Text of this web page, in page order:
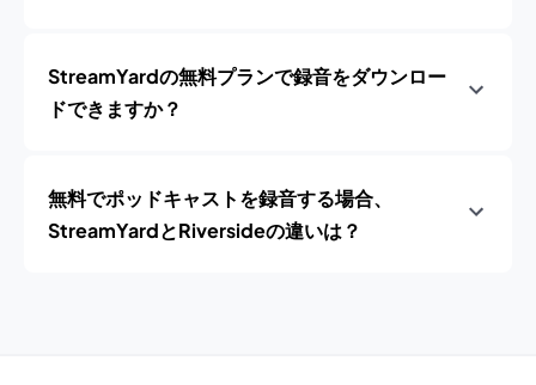
StreamYardの無料プランで録音をダウンロー
ドできますか？
無料でポッドキャストを録音する場合、
StreamYardとRiversideの違いは？